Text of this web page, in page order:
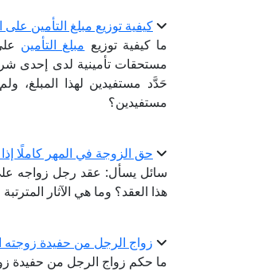
كيفية توزيع مبلغ التأمين
ما كيفية توزيع مبلغ التأمين
مستحقات تأمينية لدى إحدى
حَدَّد مستفيدين لهذا المبلغ،
مستفيدين؟
حق الزوجة في المهر كاملًا
سائل يسأل: عقد رجل زواجه
هذا العقد؟ وما هي الآثار
زواج الرجل من حفيدة زوجته
ما حكم زواج الرجل من حفيدة